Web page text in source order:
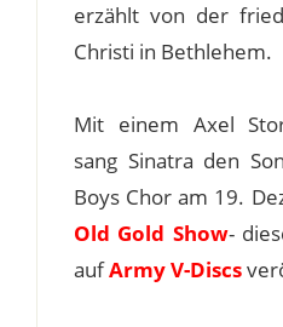
erzählt von der
Christi in Bethlehem.
Mit einem Axel
sang Sinatra den
Boys Chor am 19.
Old Gold Show-
aufArmy V-Discs